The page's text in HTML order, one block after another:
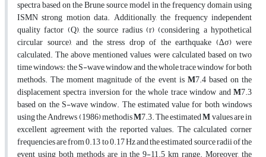
spectra based on the Brune source model in the frequency domain using
ISMN strong motion data. Additionally, the frequency independent
quality factor (Q), the source radius (r) (considering a hypothetical
circular source), and the stress drop of the earthquake (∆σ) were
calculated. The above mentioned values were calculated based on two
time windows: the S-wave window and the whole trace window for both
methods. The moment magnitude of the event isM7.4 based on the
displacement spectra inversion for the whole trace window andM7.3
based on the S-wave window. The estimated value for both windows
using the Andrews (1986) methodisM7.3. The estimatedMvalues are in
excellent agreement with the reported values. The calculated corner
frequencies are from 0.13 to 0.17 Hz and the estimated source radii of the